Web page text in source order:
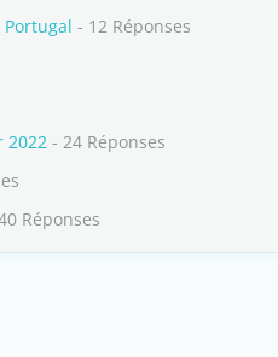
- 12 Réponses
2022 - 24 Réponses
Réponses